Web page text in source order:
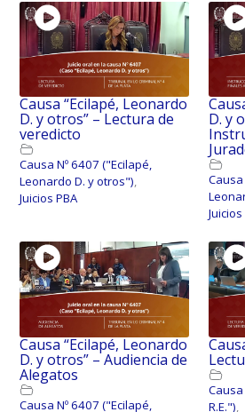
Causa “Ecilapé, Leonardo
D. y otros” – Lectura de
veredicto
Causa Nº 6407 ("Ecilapé,
Leonardo D. y otros"),
Juicios PBA
D. y
Juicios
Causa “Ecilapé, Leonardo
D. y otros” – Audiencia de
Alegatos
Causa Nº 6407 ("Ecilapé,
R.E.")